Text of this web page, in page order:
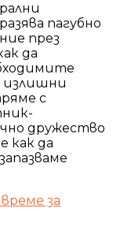
пагубно
през
да
излишни
с
дружество
как да
за